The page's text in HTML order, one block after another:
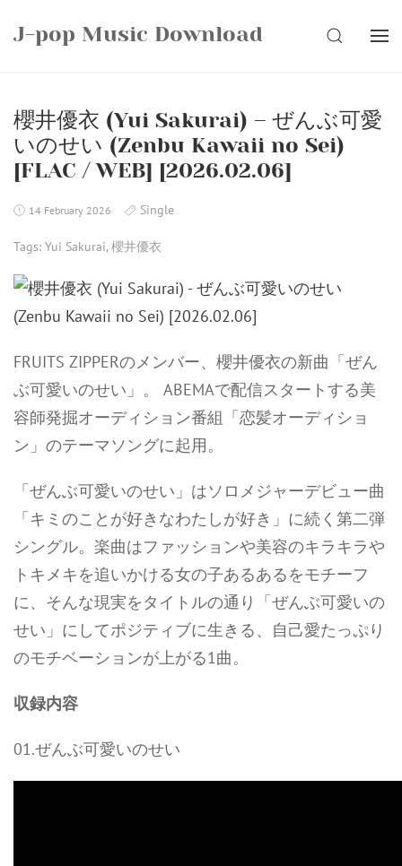
J-pop Music Download SEARCH
櫻井優衣 (Yui Sakurai) – ぜんぶ可愛
いのせい (Zenbu Kawaii no Sei)
[FLAC / WEB] [2026.02.06]
14 February 2026 Single
Tags: Yui Sakurai,櫻井優衣
FRUITS ZIPPERのメンバー、櫻井優衣の新曲「ぜん
ぶ可愛いのせい」。 ABEMAで配信スタートする美
容師発掘オーディション番組「恋髪オーディショ
ン」のテーマソングに起用。
「ぜんぶ可愛いのせい」はソロメジャーデビュー曲
「キミのことが好きなわたしが好き」に続く第二弾
シングル。楽曲はファッションや美容のキラキラや
トキメキを追いかける女の子あるあるをモチーフ
に、そんな現実をタイトルの通り「ぜんぶ可愛いの
せい」にしてポジティブに生きる、自己愛たっぷり
のモチベーションが上がる1曲。
収録内容
01.ぜんぶ可愛いのせい